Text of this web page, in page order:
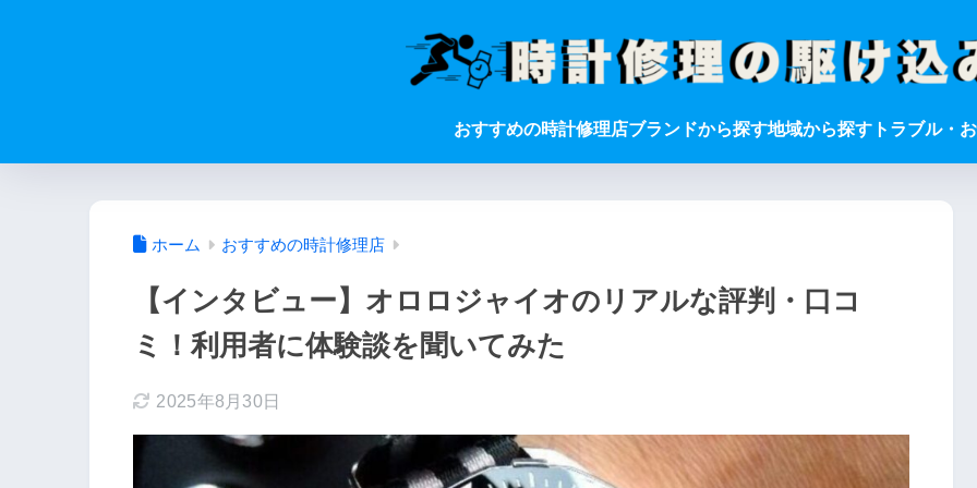
おすすめの時計修理店ブランドから探す地域から探す トラブル・
ホーム おすすめの時計修理店
【インタビュー】オロロジャイオのリアルな評判・口コ
ミ！利用者に体験談を聞いてみた
2025年8月30日